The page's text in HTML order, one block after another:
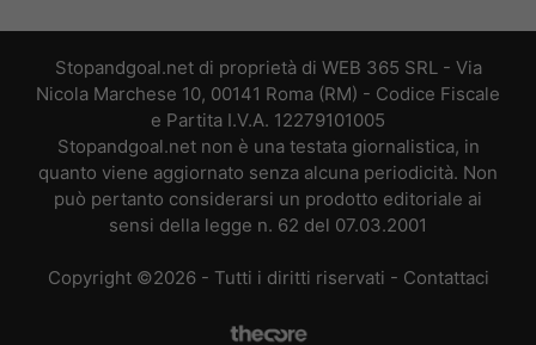
Stopandgoal.net di proprietà di WEB 365 SRL - Via
Nicola Marchese 10, 00141 Roma (RM) - Codice Fiscale
e Partita I.V.A. 12279101005
Stopandgoal.net non è una testata giornalistica, in
quanto viene aggiornato senza alcuna periodicità. Non
può pertanto considerarsi un prodotto editoriale ai
sensi della legge n. 62 del 07.03.2001
Copyright ©2026 - Tutti i diritti riservati - Contattaci